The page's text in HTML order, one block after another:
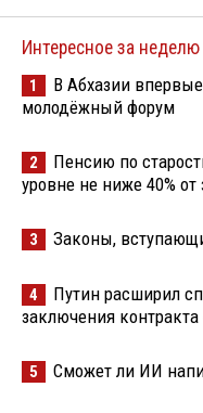
Интересное за неделю
1
В Абхазии
молодёжный форум
2
Пенсию по
уровне не ниже 40% от
3 Законы,
4
Путин расширил
заключения
5 Сможет ли ИИ